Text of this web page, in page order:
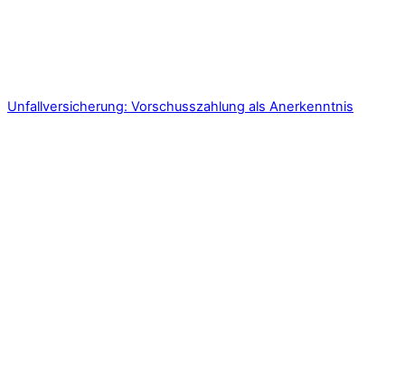
Unfallversicherung: Vorschusszahlung als Anerkenntnis